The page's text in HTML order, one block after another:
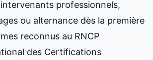
professionnels,
ou alternance dès la première
reconnus au RNCP
des Certifications